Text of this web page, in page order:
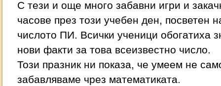
С тези и още много забавни игри и
часове през този учебен ден, посветен
числото ПИ. Всички ученици обогатиха
нови факти за това всеизвестно число.
Този празник ни показа, че умеем не
забавляваме чрез математиката.